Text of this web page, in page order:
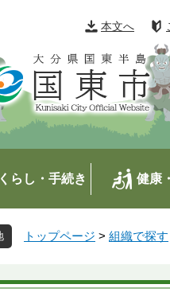
本文へ
くらし・手続き 健康
トップページ > 組織で探す